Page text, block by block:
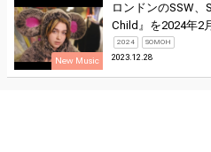
New Music
ロンドンのSSW、
Child』を2024年2
2024 SOMOH
2023.12.28